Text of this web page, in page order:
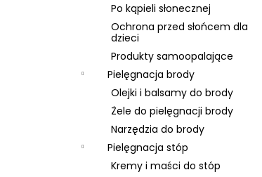
Po kąpieli słonecznej
Ochrona przed słońcem dla
dzieci
Produkty samoopalające
Pielęgnacja brody
Olejki i balsamy do brody
Żele do pielęgnacji brody
Narzędzia do brody
Pielęgnacja stóp
Kremy i maści do stóp